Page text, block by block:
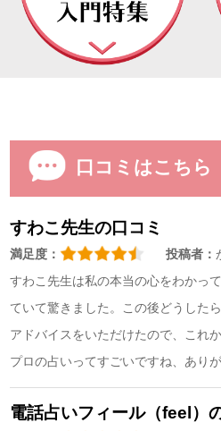
口コミはこちら
すわこ先生の口コミ
満足度： 投稿者：
すわこ先生は私の本当の心をわかっ
ていて驚きました。この後どうした
アドバイスをいただけたので、これ
プロの占いってすごいですね、あり
電話占いフィール（feel）